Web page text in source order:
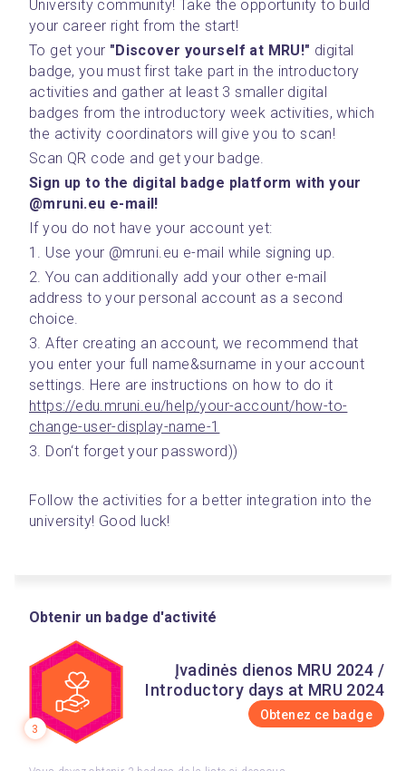
University community! Take the opportunity to build
your career right from the start!
To get your "Discover yourself at MRU!" digital
badge, you must first take part in the introductory
activities and gather at least 3 smaller digital
badges from the introductory week activities, which
the activity coordinators will give you to scan!
Scan QR code and get your badge.
Sign up to the digital badge platform with your
@mruni.eu e-mail!
If you do not have your account yet:
1. Use your @mruni.eu e-mail while signing up.
2. You can additionally add your other e-mail
address to your personal account as a second
choice.
3. After creating an account, we recommend that
you enter your full name&surname in your account
https://edu.mruni.eu/help/your-account/how-to-
change-user-display-name-1
3. Don‘t forget your password))
Follow the activities for a better integration into the
university! Good luck!
Obtenir un badge d'activité
3
Įvadinės dienos MRU 2024 /
Introductory days at MRU 2024
Obtenez ce badge